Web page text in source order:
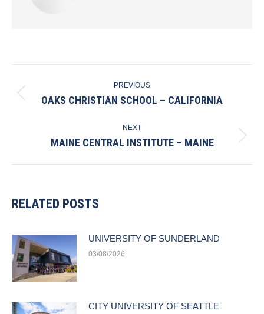
NAVIGATION
PREVIOUS
Previous
OAKS CHRISTIAN SCHOOL – CALIFORNIA
NEXT
Next
MAINE CENTRAL INSTITUTE – MAINE
RELATED POSTS
UNIVERSITY OF SUNDERLAND
03/08/2026
CITY UNIVERSITY OF SEATTLE